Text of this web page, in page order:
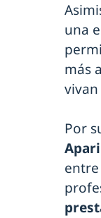
una
más
Por